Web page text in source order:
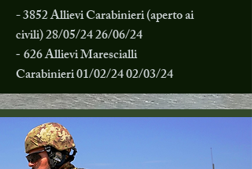
- 3852 Allievi Carabinieri (aperto ai
civili)28/05/24 26/06/24
- 626 Allievi Marescialli
Carabinieri01/02/2402/03/24